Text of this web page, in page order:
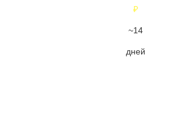
₽
~14
дней
ПОДРОБНЕЕ